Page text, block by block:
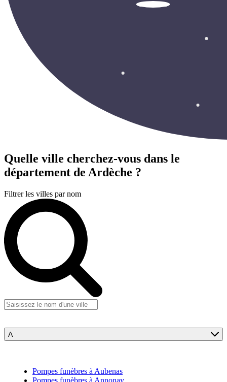
Quelle ville cherchez-vous dans le
département de Ardèche ?
Filtrer les villes par nom
A
Pompes funèbres à Aubenas
Pompes funèbres à Annonay